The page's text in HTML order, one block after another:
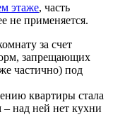
этаже, часть
не применяется.
за счет
запрещающих
частично) под
квартиры стала
над ней нет кухни